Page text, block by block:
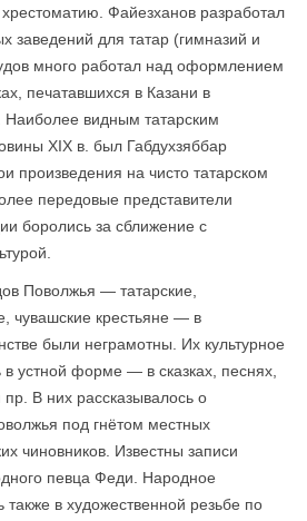
Файезханов разработал
заведений для татар (гимназий и
много работал над оформлением
печатавшихся в Казани в
Наиболее видным татарским
XIX в. был Габдухзяббар
произведения на чисто татарском
передовые представители
боролись за сближение с
Поволжья — татарские,
чувашские крестьяне — в
были неграмотны. Их культурное
в устной форме — в сказках, песнях,
пр. В них рассказывалось о
под гнётом местных
чиновников. Известны записи
певца Феди. Народное
также в художественной резьбе по